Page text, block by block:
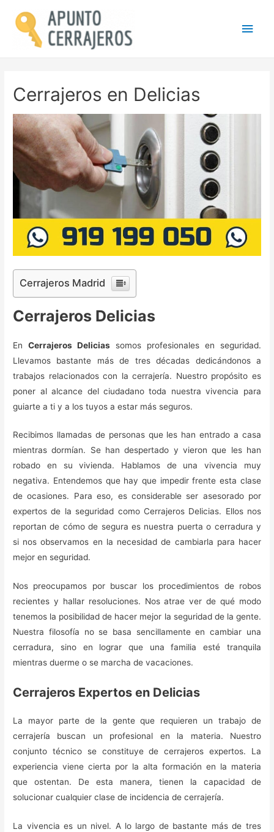
Cerrajeros en Delicias
Cerrajeros Madrid
Cerrajeros Delicias
EnCerrajeros Delicias somos profesionales en seguridad.
Llevamos bastante más de tres décadas dedicándonos a
trabajos relacionados con la cerrajería. Nuestro propósito es
poner al alcance del ciudadano toda nuestra vivencia para
guiarte a ti y a los tuyos a estar más seguros.
Recibimos llamadas de personas que les han entrado a casa
mientras dormían. Se han despertado y vieron que les han
robado en su vivienda. Hablamos de una vivencia muy
negativa. Entendemos que hay que impedir frente esta clase
de ocasiones. Para eso, es considerable ser asesorado por
expertos de la seguridad como Cerrajeros Delicias. Ellos nos
reportan de cómo de segura es nuestra puerta o cerradura y
si nos observamos en la necesidad de cambiarla para hacer
mejor en seguridad.
Nos preocupamos por buscar los procedimientos de robos
recientes y hallar resoluciones. Nos atrae ver de qué modo
tenemos la posibilidad de hacer mejor la seguridad de la gente.
Nuestra filosofía no se basa sencillamente en cambiar una
cerradura, sino en lograr que una familia esté tranquila
mientras duerme o se marcha de vacaciones.
Cerrajeros Expertos en Delicias
La mayor parte de la gente que requieren un trabajo de
cerrajería buscan un profesional en la materia. Nuestro
conjunto técnico se constituye de cerrajeros expertos. La
experiencia viene cierta por la alta formación en la materia
que ostentan. De esta manera, tienen la capacidad de
solucionar cualquier clase de incidencia de cerrajería.
La vivencia es un nivel. A lo largo de bastante más de tres